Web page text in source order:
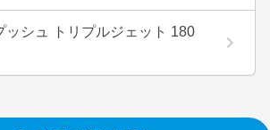
ッシュ トリプルジェット 180